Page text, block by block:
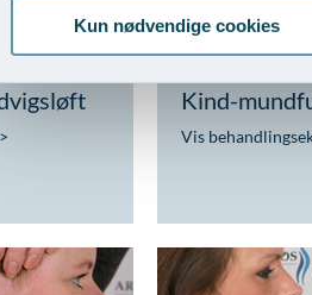
Kun nødvendige cookies
Kind-
Vis